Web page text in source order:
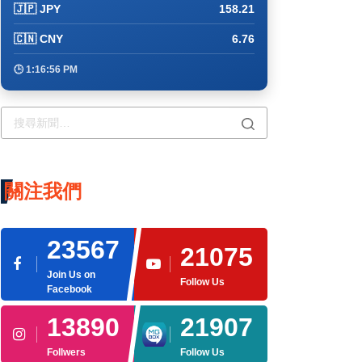
🇯🇵 JPY 158.21
🇨🇳 CNY 6.76
🕒 1:17:06 PM
關注我們
23567
Join Us on
Facebook
21075
Follow Us
13890
Follwers
21907
Follow Us